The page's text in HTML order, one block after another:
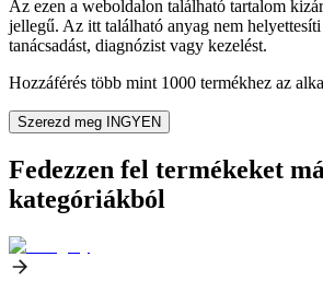
Az ezen a weboldalon található tartalom
jellegű. Az itt található anyag nem
tanácsadást, diagnózist vagy kezelést.
Hozzáférés több mint 1000 termékhez az
Szerezd meg INGYEN
Fedezzen fel termékeket
kategóriákból